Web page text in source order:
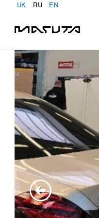
UK RU EN